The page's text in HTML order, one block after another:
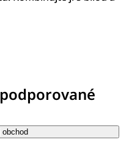
obchod